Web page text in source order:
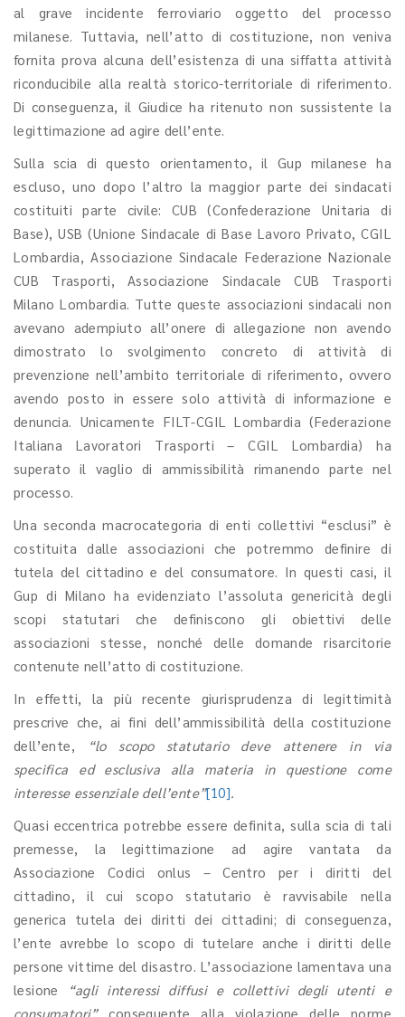
al grave incidente ferroviario oggetto del processo
milanese. Tuttavia, nell’atto di costituzione, non veniva
fornita prova alcuna dell’esistenza di una siffatta attività
riconducibile alla realtà storico-territoriale di riferimento.
Di conseguenza, il Giudice ha ritenuto non sussistente la
legittimazione ad agire dell’ente.
Sulla scia di questo orientamento, il Gup milanese ha
escluso, uno dopo l’altro la maggior parte dei sindacati
costituiti parte civile: CUB (Confederazione Unitaria di
Base), USB (Unione Sindacale di Base Lavoro Privato, CGIL
Lombardia, Associazione Sindacale Federazione Nazionale
CUB Trasporti, Associazione Sindacale CUB Trasporti
Milano Lombardia. Tutte queste associazioni sindacali non
avevano adempiuto all’onere di allegazione non avendo
dimostrato lo svolgimento concreto di attività di
prevenzione nell’ambito territoriale di riferimento, ovvero
avendo posto in essere solo attività di informazione e
denuncia. Unicamente FILT-CGIL Lombardia (Federazione
Italiana Lavoratori Trasporti – CGIL Lombardia) ha
superato il vaglio di ammissibilità rimanendo parte nel
processo.
Una seconda macrocategoria di enti collettivi “esclusi” è
costituita dalle associazioni che potremmo definire di
tutela del cittadino e del consumatore. In questi casi, il
Gup di Milano ha evidenziato l’assoluta genericità degli
scopi statutari che definiscono gli obiettivi delle
associazioni stesse, nonché delle domande risarcitorie
contenute nell’atto di costituzione.
In effetti, la più recente giurisprudenza di legittimità
prescrive che, ai fini dell’ammissibilità della costituzione
dell’ente,
“lo scopo statutario deve attenere in via
specifica ed esclusiva alla materia in questione come
interesse essenziale dell’ente”[10].
Quasi eccentrica potrebbe essere definita, sulla scia di tali
premesse, la legittimazione ad agire vantata da
Associazione Codici onlus – Centro per i diritti del
cittadino, il cui scopo statutario è ravvisabile nella
generica tutela dei diritti dei cittadini; di conseguenza,
l’ente avrebbe lo scopo di tutelare anche i diritti delle
persone vittime del disastro. L’associazione lamentava una
lesione
“agli interessi diffusi e collettivi degli utenti e
consumatori”conseguente alla violazione delle norme